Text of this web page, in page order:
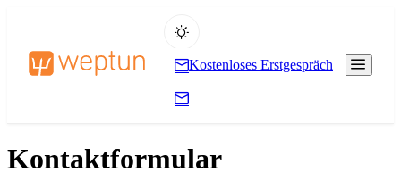
Kostenloses Erstgespräch
Kontaktformular